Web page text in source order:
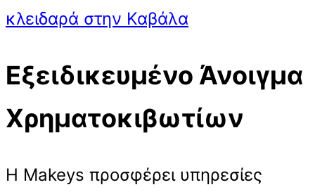
Εξειδικευμένο Άνοιγμα
Χρηματοκιβωτίων
Η Makeys προσφέρει υπηρεσίες